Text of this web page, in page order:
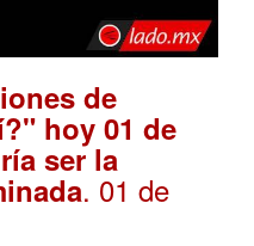
de
hoy 01 de
ser la
. 01 de